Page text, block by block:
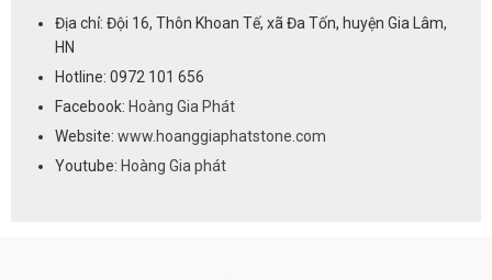
Địa chỉ: Đội 16, Thôn Khoan Tế, xã Đa Tốn, huyện Gia Lâm,
HN
Hotline: 0972 101 656
Facebook: Hoàng Gia Phát
Website: www.hoanggiaphatstone.com
Youtube: Hoàng Gia phát